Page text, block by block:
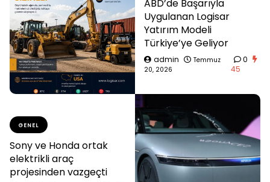
ABD’de Başarıyla
Uygulanan Logisar
Yatırım Modeli
Türkiye’ye Geliyor
admin
Temmuz
20, 2026
0
45
GENEL
Sony ve Honda ortak
elektrikli araç
projesinden vazgeçti